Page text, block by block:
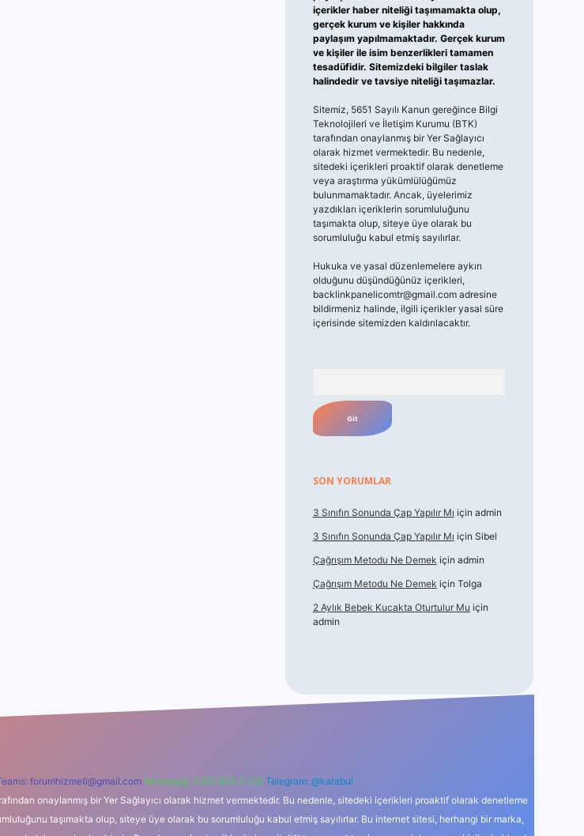
içerikler haber niteliği taşımamakta olup,
gerçek kurum ve kişiler hakkında
paylaşım yapılmamaktadır. Gerçek kurum
ve kişiler ile isim benzerlikleri tamamen
tesadüfidir. Sitemizdeki bilgiler taslak
halindedir ve tavsiye niteliği taşımazlar.
Sitemiz, 5651 Sayılı Kanun gereğince Bilgi
Teknolojileri ve İletişim Kurumu (BTK)
tarafından onaylanmış bir Yer Sağlayıcı
olarak hizmet vermektedir. Bu nedenle,
sitedeki içerikleri proaktif olarak denetleme
veya araştırma yükümlülüğümüz
bulunmamaktadır. Ancak, üyelerimiz
yazdıkları içeriklerin sorumluluğunu
taşımakta olup, siteye üye olarak bu
sorumluluğu kabul etmiş sayılırlar.
Hukuka ve yasal düzenlemelere aykırı
olduğunu düşündüğünüz içerikleri,
backlinkpanelicomtr@gmail.comadresine
bildirmeniz halinde, ilgili içerikler yasal süre
içerisinde sitemizden kaldırılacaktır.
SON YORUMLAR
3 Sınıfın Sonunda Çap Yapılır Mı için admin
3 Sınıfın Sonunda Çap Yapılır Mı için Sibel
Çağrışım Metodu Ne Demek için admin
Çağrışım Metodu Ne Demek için Tolga
2 Aylık Bebek Kucakta Oturtulur Mu için
admin
forumhizmeti@gmail.com Whatsapp: 0262 606 0 726 Telegram: @karabul
onaylanmış bir Yer Sağlayıcı olarak hizmet vermektedir. Bu nedenle, sitedeki içerikleri proaktif olarak denetleme
taşımakta olup, siteye üye olarak bu sorumluluğu kabul etmiş sayılırlar. Bu internet sitesi, herhangi bir marka,